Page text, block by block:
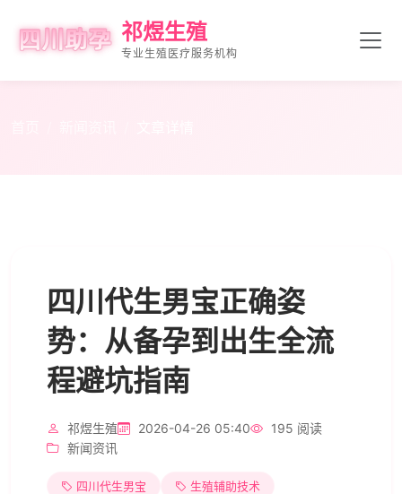
祁煜生殖
专业生殖医疗服务机构
四川代生男宝正确姿
势：从备孕到出生全流
程避坑指南
祁煜生殖 2026-04-26 05:40
195 阅读
新闻资讯
四川代生男宝
生殖辅助技术